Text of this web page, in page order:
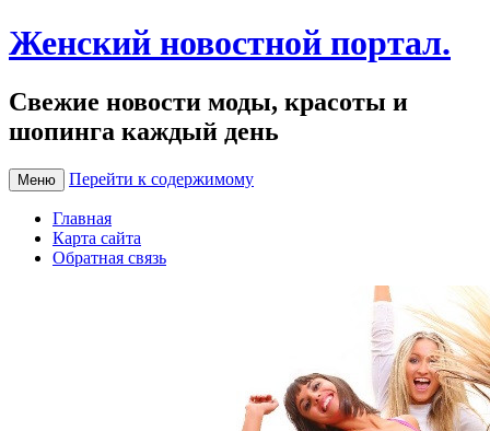
Женский новостной портал.
Свежие новости моды, красоты и
шопинга каждый день
Меню Перейти к содержимому
Главная
Карта сайта
Обратная связь